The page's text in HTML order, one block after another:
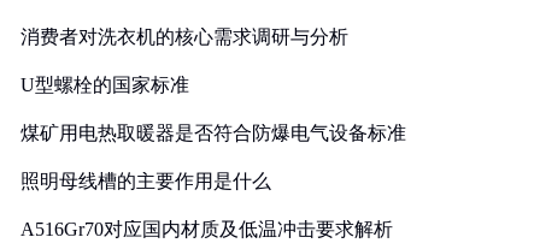
消费者对洗衣机的核心需求调研与分析
U型螺栓的国家标准
煤矿用电热取暖器是否符合防爆电气设备标准
照明母线槽的主要作用是什么
A516Gr70对应国内材质及低温冲击要求解析